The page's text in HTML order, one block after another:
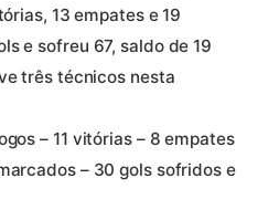
13 empates e 19
e sofreu 67, saldo de 19
três técnicos nesta
– 11 vitórias – 8 empates
– 30 gols sofridos e